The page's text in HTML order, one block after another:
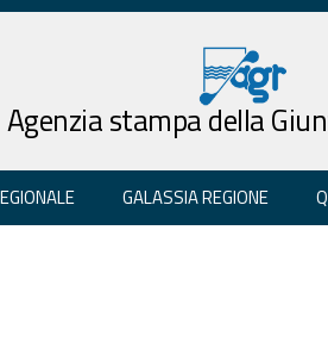
Agenzia stampa della
GALASSIA REGIONE